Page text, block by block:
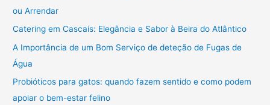
ou Arrendar
Catering em Cascais: Elegância e Sabor à Beira do Atlântico
A Importância de um Bom Serviço de deteção de Fugas de
Água
Probióticos para gatos: quando fazem sentido e como podem
apoiar o bem-estar felino